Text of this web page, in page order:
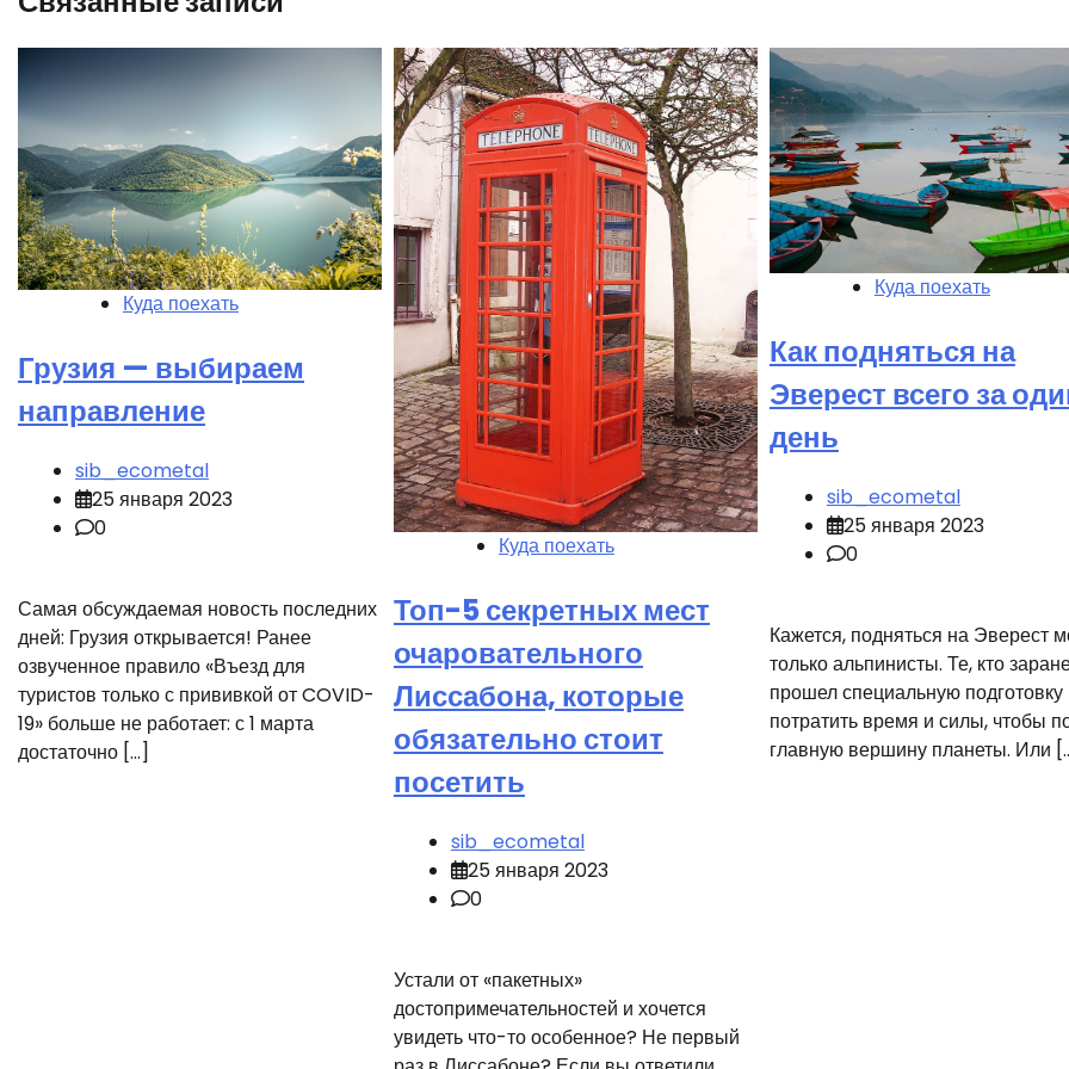
Куда поехать
Грузия — выбираем
направление
sib_ecometal
25 января 2023
0
Самая обсуждаемая новость последних
дней: Грузия открывается! Ранее
озвученное правило «Въезд для
туристов только с прививкой от COVID-
19» больше не работает: с 1 марта
достаточно […]
Куда поехать
Топ-5 секретных мест
очаровательного
Лиссабона, которые
обязательно стоит
посетить
sib_ecometal
25 января 2023
0
Устали от «пакетных»
достопримечательностей и хочется
увидеть что-то особенное? Не первый
Куда поехать
Как подняться на
Эверест всего за
день
sib_ecometal
25 января 2023
0
Кажется, подняться на Эверест
только альпинисты. Те, кто
прошел специальную подготовку
потратить время и силы, чтобы
главную вершину планеты. Или